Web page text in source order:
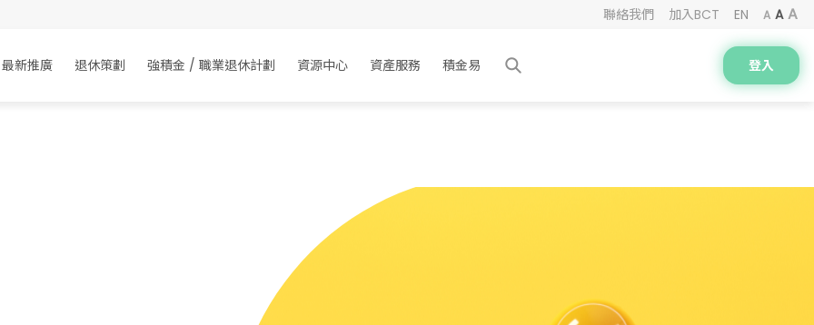
聯絡我們 加入BCT EN A A A
最新推廣 退休策劃 強積金 / 職業退休計劃 資源中心 資產服務 積金易 登入
聯絡我們 加入BCT EN A A A
最新推廣 退休策劃 強積金 / 職業退休計劃 資源中心 資產服務 積金易 登入